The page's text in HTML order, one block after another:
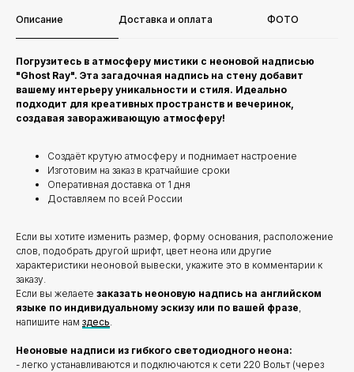
Описание Доставка и оплата ФОТО
Погрузитесь в атмосферу мистики с неоновой надписью
"Ghost Ray". Эта загадочная надпись на стену добавит
вашему интерьеру уникальности и стиля. Идеально
подходит для креативных пространств и вечеринок,
создавая завораживающую атмосферу!
Создаёт крутую атмосферу и поднимает настроение
Изготовим на заказ в кратчайшие сроки
Оперативная доставка от 1 дня
Доставляем по всей России
Если вы хотите изменить размер, форму основания, расположение
слов, подобрать другой шрифт, цвет неона или другие
характеристики неоновой вывески, укажите это в комментарии к
заказу.
Если вы желаете заказать неоновую надпись на английском
языке по индивидуальному эскизу или по вашей фразе,
напишите нам здесь.
Неоновые надписи из гибкого светодиодного неона:
- легко устанавливаются и подключаются к сети 220 Вольт (через